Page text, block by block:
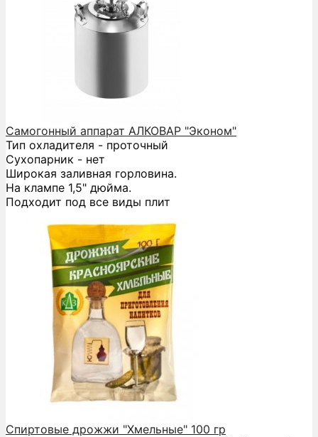
Самогонный аппарат АЛКОВАР "Эконом"
Тип охладителя - проточный
Сухопарник - нет
Широкая заливная горловина.
На клампе 1,5" дюйма.
Подходит под все виды плит
Спиртовые дрожжи "Хмельные" 100 гр